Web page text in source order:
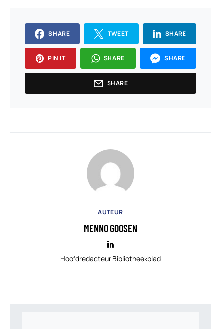
SHARE TWEET SHARE
PIN IT SHARE SHARE
SHARE
AUTEUR
MENNO GOOSEN
Hoofdredacteur Bibliotheekblad